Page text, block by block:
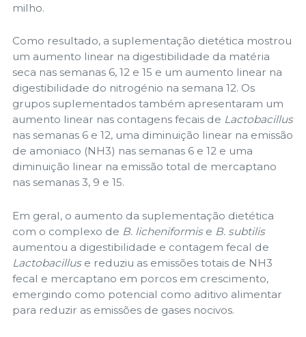
milho.
Como resultado, a suplementação dietética mostrou
um aumento linear na digestibilidade da matéria
seca nas semanas 6, 12 e 15 e um aumento linear na
digestibilidade do nitrogénio na semana 12. Os
grupos suplementados também apresentaram um
aumento linear nas contagens fecais de Lactobacillus
nas semanas 6 e 12, uma diminuição linear na emissão
de amoniaco (NH3) nas semanas 6 e 12 e uma
diminuição linear na emissão total de mercaptano
nas semanas 3, 9 e 15.
Em geral, o aumento da suplementação dietética
com o complexo de B. licheniformise B. subtilis
aumentou a digestibilidade e contagem fecal de
Lactobacillus e reduziu as emissões totais de NH3
fecal e mercaptano em porcos em crescimento,
emergindo como potencial como aditivo alimentar
para reduzir as emissões de gases nocivos.